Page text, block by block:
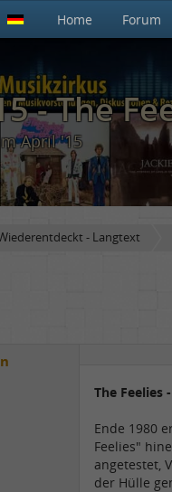
Home Forum
- The
April '15
- Langtext
The Feelies
Ende 1980
Feelies"
angetestet,
der Hülle